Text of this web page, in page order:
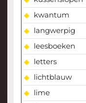
kwantum
langwerpig
leesboeken
letters
lichtblauw
lime